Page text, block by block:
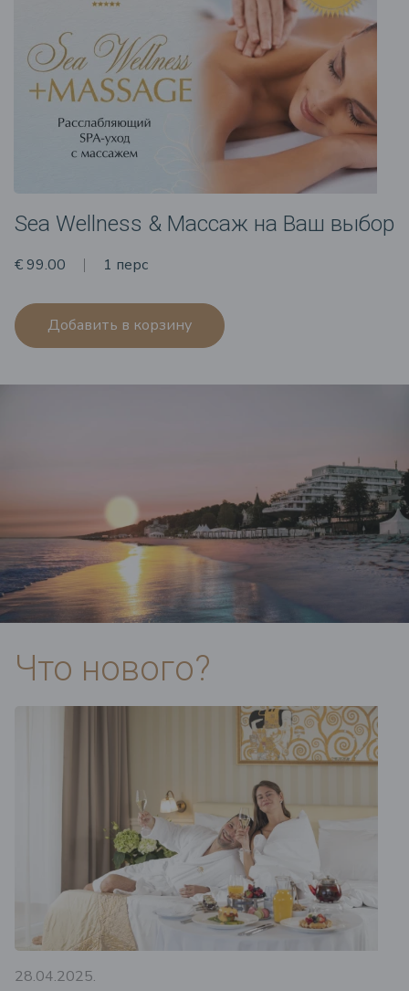
Sea Wellness & Массаж на Ваш выбор
€ 99.00 1 перс
Добавить в корзину
Что нового?
28.04.2025.